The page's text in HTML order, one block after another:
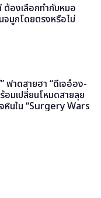
ต้องเลือกทำกับหมอ
จมูกโดยตรงหรือไม่
ฟาดสายฮา “ดีเจอ๋อง-
อมเปลี่ยนโหมดสายลุย
หินใน “Surgery Wars